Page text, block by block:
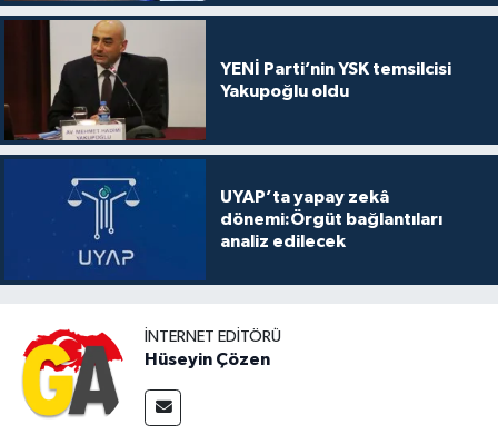
YENİ Parti’nin YSK temsilcisi
Yakupoğlu oldu
UYAP’ta yapay zekâ
dönemi:Örgüt bağlantıları
analiz edilecek
İNTERNET EDITÖRÜ
Hüseyin Çözen